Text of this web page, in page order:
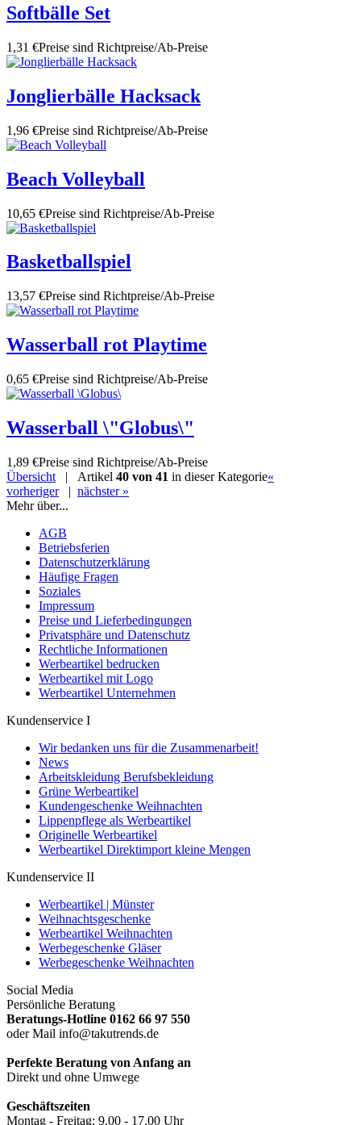
Softbälle Set
1,31 €Preise sind Richtpreise/Ab-Preise
Jonglierbälle Hacksack
1,96 €Preise sind Richtpreise/Ab-Preise
Beach Volleyball
10,65 €Preise sind Richtpreise/Ab-Preise
Basketballspiel
13,57 €Preise sind Richtpreise/Ab-Preise
Wasserball rot Playtime
0,65 €Preise sind Richtpreise/Ab-Preise
Wasserball \"Globus\"
1,89 €Preise sind Richtpreise/Ab-Preise
Übersicht | Artikel 40 von 41 in dieser Kategorie«
vorheriger| nächster »
Mehr über...
AGB
Betriebsferien
Datenschutzerklärung
Häufige Fragen
Soziales
Impressum
Preise und Lieferbedingungen
Privatsphäre und Datenschutz
Rechtliche Informationen
Werbeartikel bedrucken
Werbeartikel mit Logo
Werbeartikel Unternehmen
Kundenservice I
Wir bedanken uns für die Zusammenarbeit!
News
Arbeitskleidung Berufsbekleidung
Grüne Werbeartikel
Kundengeschenke Weihnachten
Lippenpflege als Werbeartikel
Originelle Werbeartikel
Werbeartikel Direktimport kleine Mengen
Kundenservice II
Werbeartikel | Münster
Weihnachtsgeschenke
Werbeartikel Weihnachten
Werbegeschenke Gläser
Werbegeschenke Weihnachten
Social Media
Persönliche Beratung
Beratungs-Hotline 0162 66 97 550
oder Mail info@takutrends.de
Perfekte Beratung von Anfang an
Direkt und ohne Umwege
Geschäftszeiten
Montag - Freitag: 9.00 - 17.00 Uhr